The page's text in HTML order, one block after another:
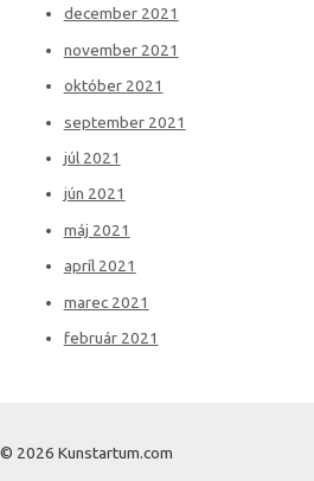
december 2021
november 2021
október 2021
september 2021
júl 2021
jún 2021
máj 2021
apríl 2021
marec 2021
február 2021
© 2026 Kunstartum.com